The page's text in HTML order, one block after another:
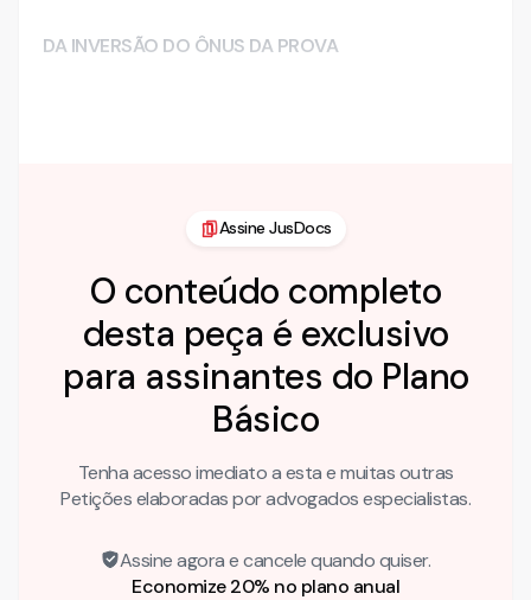
DA INVERSÃO DO ÔNUS DA PROVA
Assine JusDocs
O conteúdo completo
desta peça é exclusivo
para assinantes do Plano
Básico
Tenha acesso imediato a esta e muitas outras
Petições elaboradas por advogados especialistas.
Assine agora e cancele quando quiser.
Economize 20% no plano anual